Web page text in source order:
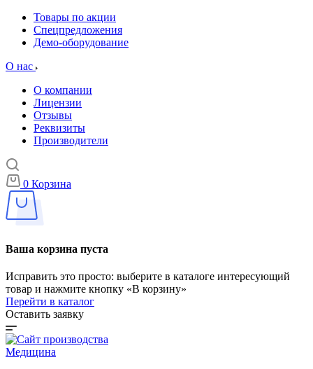
Товары по акции
Спецпредложения
Демо-оборудование
О нас
О компании
Лицензии
Отзывы
Реквизиты
Производители
0 Корзина
Ваша корзина пуста
Исправить это просто: выберите в каталоге интересующий
товар и нажмите кнопку «В корзину»
Перейти в каталог
Оставить заявку
Медицина